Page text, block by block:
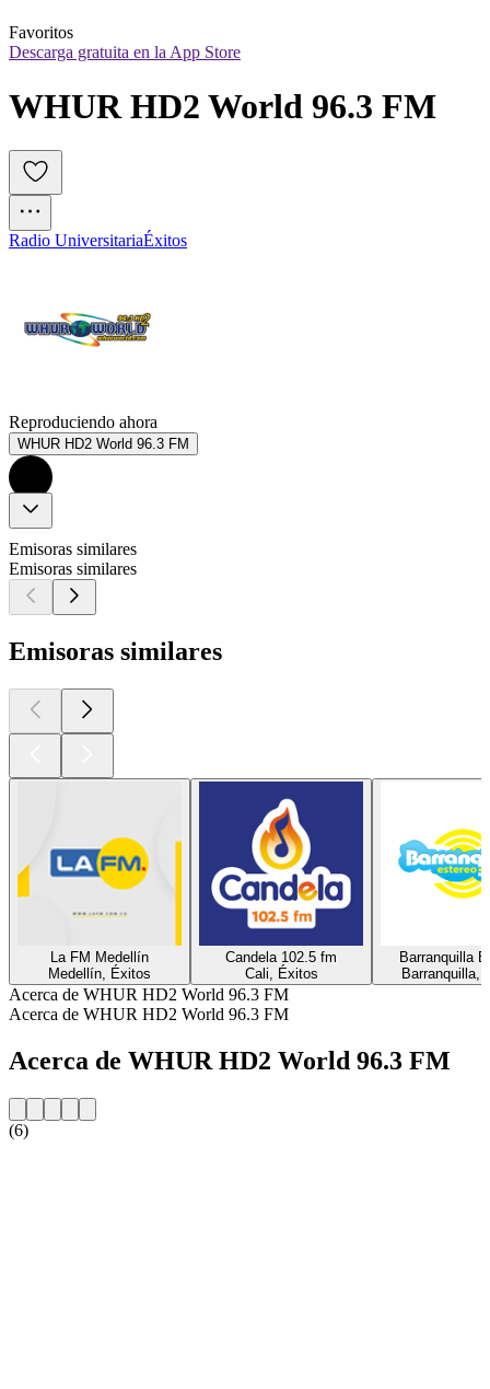
Favoritos
Descarga gratuita en la App Store
WHUR HD2 World 96.3 FM
Radio UniversitariaÉxitos
Reproduciendo ahora
WHUR HD2 World 96.3 FM
Emisoras similares
Emisoras similares
Emisoras similares
La FM Medellín
Medellín, Éxitos
Candela 102.5 fm
Cali, Éxitos
Barranquilla
Barranquilla,
Acerca de WHUR HD2 World 96.3 FM
Acerca de WHUR HD2 World 96.3 FM
Acerca de WHUR HD2 World 96.3 FM
(6)